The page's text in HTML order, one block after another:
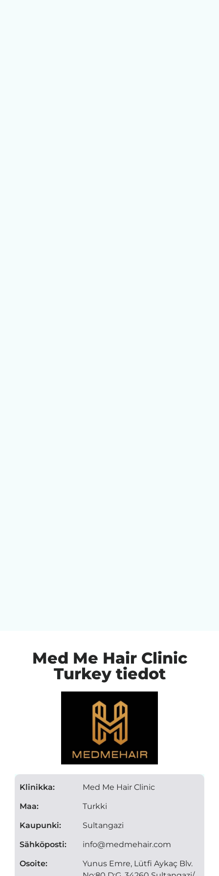
Med Me Hair Clinic
Turkey tiedot
Klinikka:
Maa:
Kaupunki:
Sähköposti:
Osoite:
Med Me Hair Clinic
Turkki
Sultangazi
info@medmehair.com
Yunus Emre, Lütfi Aykaç Blv.